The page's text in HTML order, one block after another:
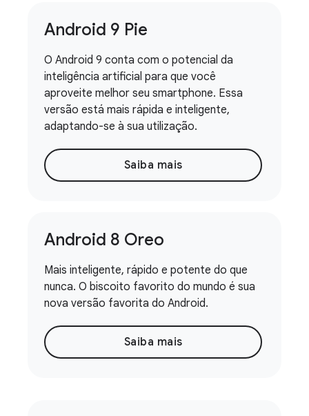
Android 9 Pie
O Android 9 conta com o potencial da
inteligência artificial para que você
aproveite melhor seu smartphone. Essa
versão está mais rápida e inteligente,
adaptando-se à sua utilização.
Saiba mais
Android 8 Oreo
Mais inteligente, rápido e potente do que
nunca. O biscoito favorito do mundo é sua
nova versão favorita do Android.
Saiba mais